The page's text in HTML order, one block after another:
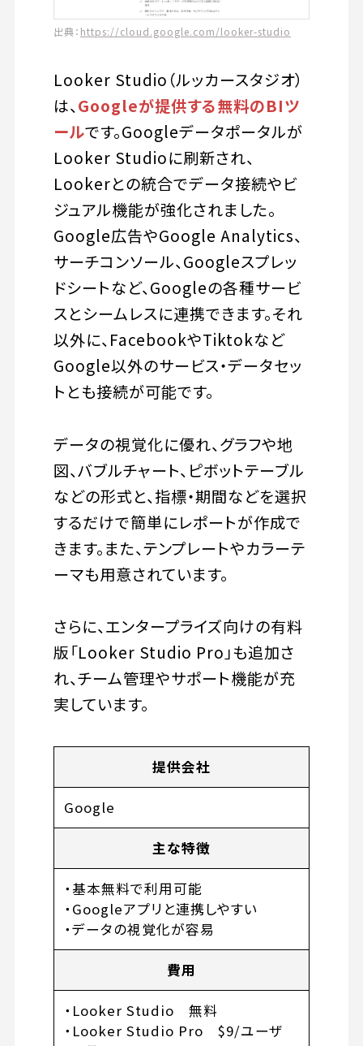
出典： https://cloud.google.com/looker-studio
Looker Studio（ルッカースタジオ）
は、Googleが提供する無料のBIツ
ールです。Googleデータポータルが
Looker Studioに刷新され、
Lookerとの統合でデータ接続やビ
ジュアル機能が強化されました。
Google広告やGoogle Analytics、
サーチコンソール、Googleスプレッ
ドシートなど、Googleの各種サービ
スとシームレスに連携できます。それ
以外に、FacebookやTiktokなど
Google以外のサービス・データセッ
トとも接続が可能です。
データの視覚化に優れ、グラフや地
図、バブルチャート、ピボットテーブル
などの形式と、指標・期間などを選択
するだけで簡単にレポートが作成で
きます。また、テンプレートやカラーテ
ーマも用意されています。
さらに、エンタープライズ向けの有料
版「Looker Studio Pro」も追加さ
れ、チーム管理やサポート機能が充
実しています。
提供会社
Google
主な特徴
・基本無料で利用可能
・Googleアプリと連携しやすい
・データの視覚化が容易
費用
・Looker Studio 無料
・Looker Studio Pro $9/ユーザ